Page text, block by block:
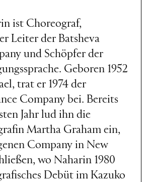
ist Choreograf,
Leiter der Batsheva
und Schöpfer der
Geboren 1952
trat er 1974 der
Company bei. Bereits
Jahr lud ihn die
Martha Graham ein,
Company in New
wo Naharin 1980
Debüt im Kazuko